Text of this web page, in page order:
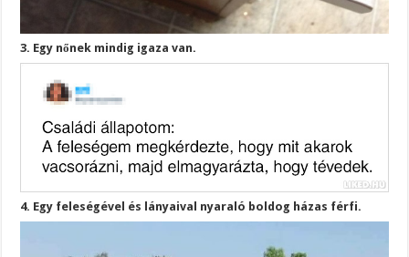
3. Egy nőnek mindig igaza van.
4. Egy feleségével és lányaival nyaraló boldog házas férfi.